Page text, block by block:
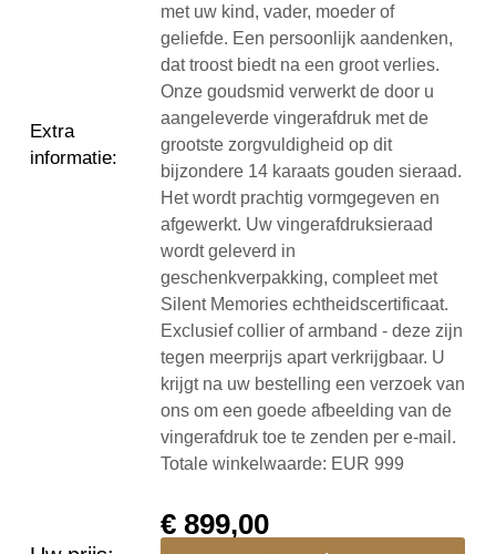
Extra
informatie:
met uw kind, vader, moeder of
geliefde. Een persoonlijk aandenken,
dat troost biedt na een groot verlies.
Onze goudsmid verwerkt de door u
aangeleverde vingerafdruk met de
grootste zorgvuldigheid op dit
bijzondere 14 karaats gouden sieraad.
Het wordt prachtig vormgegeven en
afgewerkt. Uw vingerafdruksieraad
wordt geleverd in
geschenkverpakking, compleet met
Silent Memories echtheidscertificaat.
Exclusief collier of armband - deze zijn
tegen meerprijs apart verkrijgbaar. U
krijgt na uw bestelling een verzoek van
ons om een goede afbeelding van de
vingerafdruk toe te zenden per e-mail.
Totale winkelwaarde: EUR 999
€899,00